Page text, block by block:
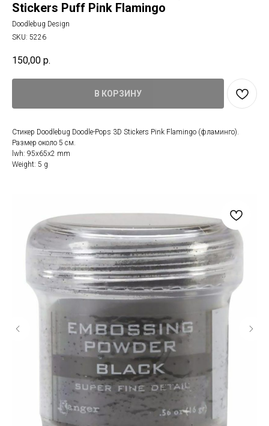
Stickers Puff Pink Flamingo
Doodlebug Design
SKU: 5226
150,00 р.
В КОРЗИНУ
Стикер Doodlebug Doodle-Pops 3D Stickers Pink Flamingo (фламинго).
Размер около 5 см.
lwh: 95x65x2 mm
Weight: 5 g